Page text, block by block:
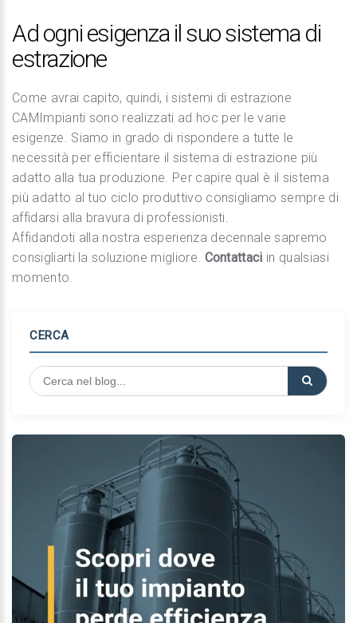
Ad ogni esigenza il suo sistema di
estrazione
Come avrai capito, quindi, i sistemi di estrazione
CAMImpianti sono realizzati ad hoc per le varie
esigenze. Siamo in grado di rispondere a tutte le
necessità per efficientare il sistema di estrazione più
adatto alla tua produzione. Per capire qual è il sistema
più adatto al tuo ciclo produttivo consigliamo sempre di
affidarsi alla bravura di professionisti.
Affidandoti alla nostra esperienza decennale sapremo
consigliarti la soluzione migliore. Contattaci in qualsiasi
momento.
CERCA